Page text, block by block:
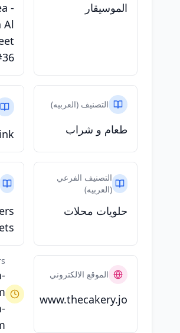
الموسيقار
-
Al
التصنيف (العربيه)
طعام و شراب
التصنيف الفرعي
(العربيه)
حلويات محلات
الموقع الالكتروني
www.thecakery.jo